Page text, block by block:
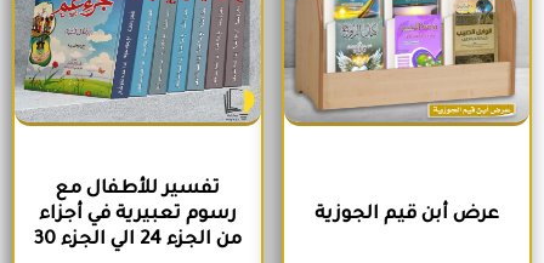
عرض أبن قيم الجوزية
تفسير للأطفال مع
رسوم تعبيرية في أجزاء
من الجزء 24 الي الجزء 30